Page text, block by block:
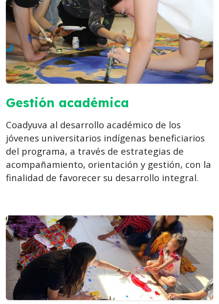
Gestión académica
Coadyuva al desarrollo académico de los
jóvenes universitarios indígenas beneficiarios
del programa, a través de estrategias de
acompañamiento, orientación y gestión, con la
finalidad de favorecer su desarrollo integral.